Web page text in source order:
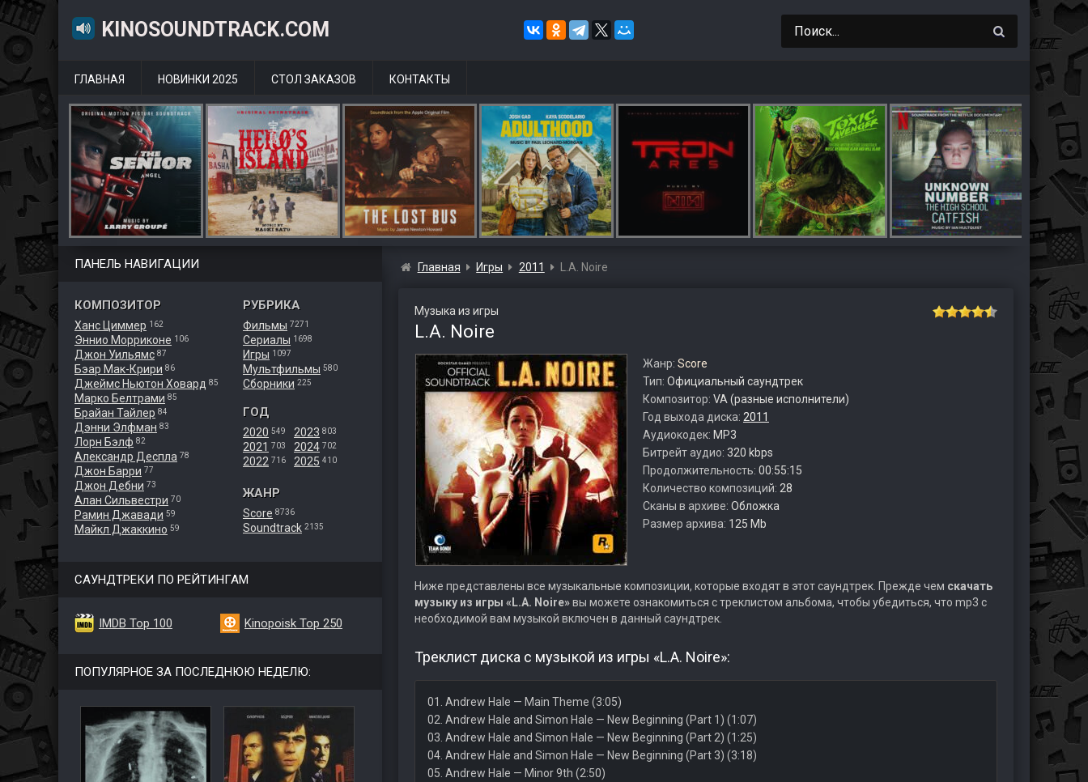
KINOSOUNDTRACK.COM
ГЛАВНАЯ НОВИНКИ 2025 СТОЛ ЗАКАЗОВ КОНТАКТЫ
ПАНЕЛЬ НАВИГАЦИИ
КОМПОЗИТОР
Ханс Циммер 162
Эннио Морриконе 106
Джон Уильямс 87
Бэар Мак-Крири 86
Джеймс Ньютон Ховард 85
Марко Белтрами 85
Брайан Тайлер 84
Дэнни Элфман 83
Лорн Бэлф 82
Александр Деспла 78
Джон Барри 77
Джон Дебни 73
Алан Сильвестри 70
Рамин Джавади 59
Майкл Джаккино 59
РУБРИКА
Фильмы 7271
Сериалы 1698
Игры 1097
Мультфильмы 580
Сборники 225
ГОД
2020 549
2021 703
2022 716
2023 803
2024 702
2025 410
ЖАНР
Score 8736
Soundtrack 2135
САУНДТРЕКИ ПО РЕЙТИНГАМ
IMDB Top 100 Kinopoisk Top 250
ПОПУЛЯРНОЕ ЗА ПОСЛЕДНЮЮ НЕДЕЛЮ:
Главная Игры 2011 L.A. Noire
Музыка из игры
L.A. Noire
Жанр: Score
Тип: Официальный саундтрек
Композитор: VA (разные исполнители)
Год выхода диска: 2011
Аудиокодек: MP3
Битрейт аудио: 320 kbps
Продолжительность: 00:55:15
Количество композиций: 28
Сканы в архиве: Обложка
Размер архива: 125 Mb
Ниже представлены все музыкальные композиции, которые входят в этот саундтрек. Прежде чем скачать
музыку из игры «L.A. Noire»вы можете ознакомиться с треклистом альбома, чтобы убедиться, что mp3 с
необходимой вам музыкой включен в данный саундтрек.
Треклист диска с музыкой из игры «L.A. Noire»:
01. Andrew Hale — Main Theme (3:05)
02. Andrew Hale and Simon Hale — New Beginning (Part 1) (1:07)
03. Andrew Hale and Simon Hale — New Beginning (Part 2) (1:25)
04. Andrew Hale and Simon Hale — New Beginning (Part 3) (3:18)
05. Andrew Hale — Minor 9th (2:50)